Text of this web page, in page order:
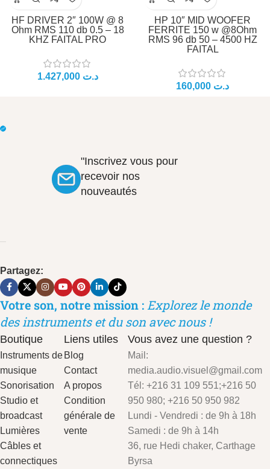
HF DRIVER 2″ 100W @ 8
Ohm RMS 110 db 0.5 – 18
KHZ FAITAL PRO
د.ت
HP 10″ MID WOOFER
FERRITE 150 w @8Ohm
RMS 96 db 50 – 4500 HZ
FAITAL
د.ت
"Inscrivez vous pour
recevoir nos
nouveautés
Partagez:
Votre son, notre mission : Explorez le monde
des instruments et du son avec nous !
Boutique
Instruments de
musique
Sonorisation
Studio et
broadcast
Lumières
Câbles et
connectiques
Liens utiles
Blog
Contact
A propos
Condition
générale de
vente
Vous avez une question ?
Mail:
media.audio.visuel@gmail.com
Tél: +216 31 109 551;+216 50
950 980; +216 50 950 982
Lundi - Vendredi : de 9h à 18h
Samedi : de 9h à 14h
36, rue Hedi chaker, Carthage
Byrsa